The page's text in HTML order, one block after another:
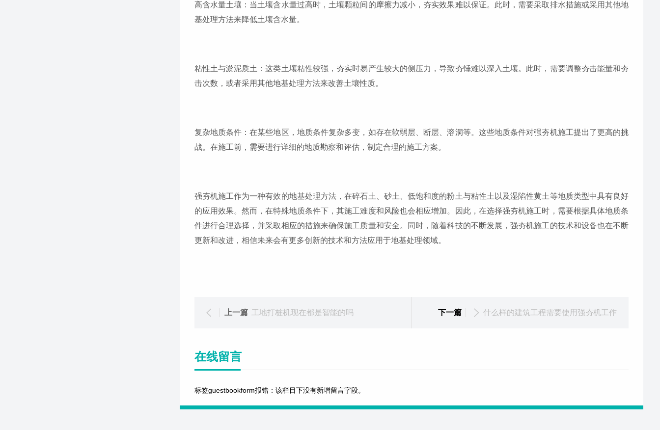
高含水量土壤：当土壤含水量过高时，土壤颗粒间的摩擦力减小，夯实效果难以保证。此时，需要采取排水措施或采用其他地
基处理方法来降低土壤含水量。
粘性土与淤泥质土：这类土壤粘性较强，夯实时易产生较大的侧压力，导致夯锤难以深入土壤。此时，需要调整夯击能量和夯
击次数，或者采用其他地基处理方法来改善土壤性质。
复杂地质条件：在某些地区，地质条件复杂多变，如存在软弱层、断层、溶洞等。这些地质条件对强夯机施工提出了更高的挑
战。在施工前，需要进行详细的地质勘察和评估，制定合理的施工方案。
强夯机施工作为一种有效的地基处理方法，在碎石土、砂土、低饱和度的粉土与粘性土以及湿陷性黄土等地质类型中具有良好
的应用效果。然而，在特殊地质条件下，其施工难度和风险也会相应增加。因此，在选择强夯机施工时，需要根据具体地质条
件进行合理选择，并采取相应的措施来确保施工质量和安全。同时，随着科技的不断发展，强夯机施工的技术和设备也在不断
更新和改进，相信未来会有更多创新的技术和方法应用于地基处理领域。
上一篇 工地打桩机现在都是智能的吗 下一篇 什么样的建筑工程需要使用强夯机工作
在线留言
标签guestbookform报错：该栏目下没有新增留言字段。